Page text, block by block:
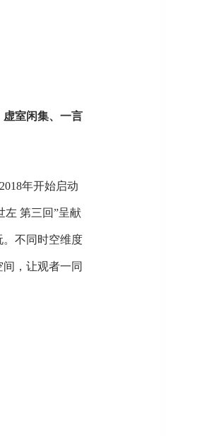
室闲集、一言
年开始启动
左 第三回”呈献
不同时空维度
，让观者一同